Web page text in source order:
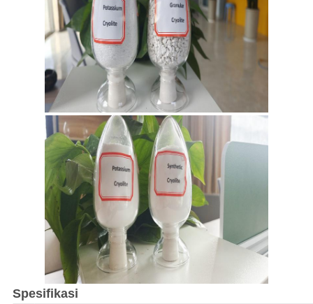
Spesifikasi